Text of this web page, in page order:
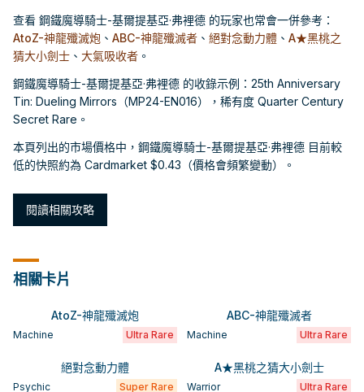
查看 鋼鐵魔導騎士-基爾提基亞·弗裡德 的玩家也常會一併參考：
AtoZ-神龍殲滅炮 、 ABC-神龍殲滅者 、 絕對念動力體 、 A★黑桃之
猜大小劍士 、 大氣吸收者 。
鋼鐵魔導騎士-基爾提基亞·弗裡德 的收錄示例：25th Anniversary
Tin: Dueling Mirrors（MP24-EN016），稀有度 Quarter Century
Secret Rare。
本頁列出的市場價格中，鋼鐵魔導騎士-基爾提基亞·弗裡德 目前較
低的快照約為 Cardmarket $0.43（價格會頻繁變動）。
閱讀相關攻略
相關卡片
AtoZ-神龍殲滅炮
Machine Ultra Rare
ABC-神龍殲滅者
Machine Ultra Rare
絕對念動力體
Psychic Super Rare
A★黑桃之猜大小劍士
Warrior Ultra Rare